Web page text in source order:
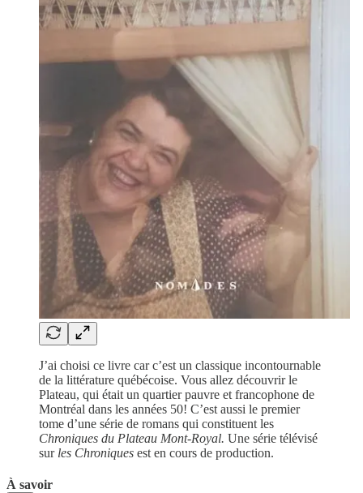
J’ai choisi ce livre car c’est un classique incontournable
de la littérature québécoise. Vous allez découvrir le
Plateau, qui était un quartier pauvre et francophone de
Montréal dans les années 50! C’est aussi le premier
tome d’une série de romans qui constituent les
Chroniques du Plateau Mont-Royal. Une série télévisé
sur les Chroniques est en cours de production.
À savoir